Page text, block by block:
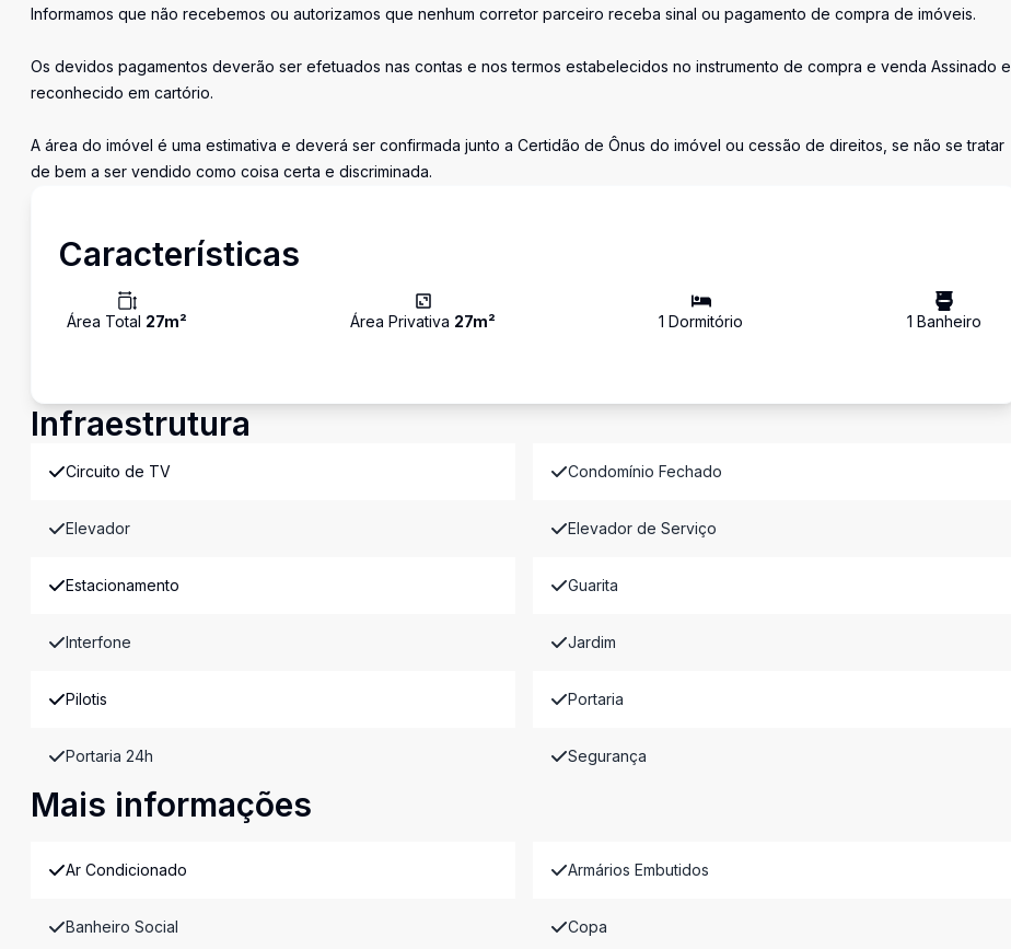
Informamos que não recebemos ou autorizamos que nenhum corretor parceiro receba sinal ou pagamento de compra de imóveis.
Os devidos pagamentos deverão ser efetuados nas contas e nos termos estabelecidos no instrumento de compra e venda Assinado e
reconhecido em cartório.
A área do imóvel é uma estimativa e deverá ser confirmada junto a Certidão de Ônus do imóvel ou cessão de direitos, se não se tratar
de bem a ser vendido como coisa certa e discriminada.
Características
Área Total 27m² Área Privativa 27m² 1 Dormitório 1 Banheiro
Infraestrutura
Circuito de TV Condomínio Fechado
Elevador Elevador de Serviço
Estacionamento Guarita
Interfone Jardim
Pilotis Portaria
Portaria 24h Segurança
Mais informações
Ar Condicionado Armários Embutidos
Banheiro Social Copa